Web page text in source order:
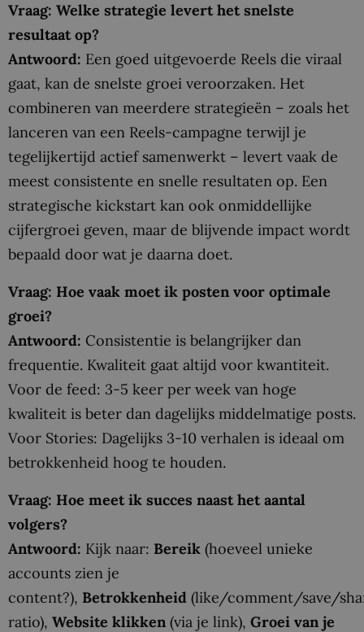
Vraag: Welke strategie levert het snelste
resultaat op?
Antwoord: Een goed uitgevoerde Reels die viraal
gaat, kan de snelste groei veroorzaken. Het
combineren van meerdere strategieën – zoals het
lanceren van een Reels-campagne terwijl je
tegelijkertijd actief samenwerkt – levert vaak de
meest consistente en snelle resultaten op. Een
strategische kickstart kan ook onmiddellijke
cijfergroei geven, maar de blijvende impact wordt
bepaald door wat je daarna doet.
Vraag: Hoe vaak moet ik posten voor optimale
groei?
Antwoord: Consistentie is belangrijker dan
frequentie. Kwaliteit gaat altijd voor kwantiteit.
Voor de feed: 3-5 keer per week van hoge
kwaliteit is beter dan dagelijks middelmatige posts.
Voor Stories: Dagelijks 3-10 verhalen is ideaal om
betrokkenheid hoog te houden.
Vraag: Hoe meet ik succes naast het aantal
volgers?
Antwoord: Kijk naar: Bereik (hoeveel unieke
accounts zien je
content?), Betrokkenheid (like/comment/save/
ratio), Website klikken (via je link), Groei van je